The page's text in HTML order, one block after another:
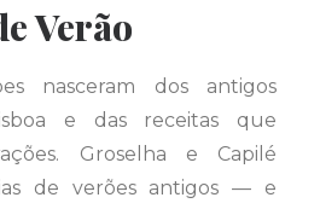
Verão
nasceram dos antigos
e das receitas que
Groselha e Capilé
de verões antigos — e